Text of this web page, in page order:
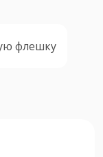
флешку